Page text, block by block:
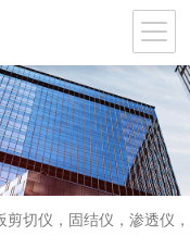
剪切仪，固结仪，渗透仪